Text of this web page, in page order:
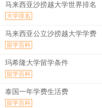
马来西亚沙捞越大学世界排名
大学排名
马来西亚公立沙捞越大学学费
留学百科
玛希隆大学留学条件
留学百科
泰国一年学费生活费
留学百科